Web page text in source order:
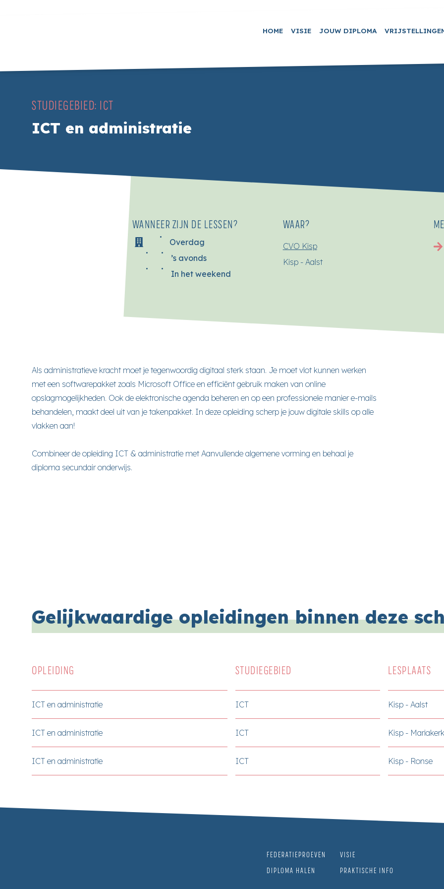
HOME VISIE JOUW DIPLOMA
STUDIEGEBIED: ICT
ICT en administratie
WANNEER ZIJN DE LESSEN?
Overdag
’s avonds
In het weekend
WAAR?
CVO Kisp
Kisp - Aalst
Als administratieve kracht moet je tegenwoordig digitaal sterk staan. Je moet vlot kunnen werken
met een softwarepakket zoals Microsoft Office en efficiënt gebruik maken van online
opslagmogelijkheden. Ook de elektronische agenda beheren en op een professionele manier e-mails
behandelen, maakt deel uit van je takenpakket. In deze opleiding scherp je jouw digitale skills op alle
vlakken aan!
Combineer de opleiding ICT & administratie met Aanvullende algemene vorming en behaal je
diploma secundair onderwijs.
Gelijkwaardige opleidingen binnen deze
OPLEIDING STUDIEGEBIED LESPLAATS
ICT en administratie ICT Kisp - Aalst
ICT en administratie ICT Kisp -
ICT en administratie ICT Kisp - Ronse
FEDERATIEPROEVEN
VISIE
DIPLOMA HALEN
PRAKTISCHE INFO